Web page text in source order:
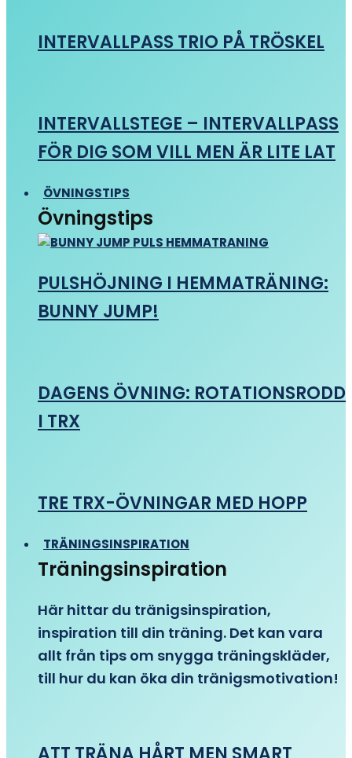
INTERVALLPASS TRIO PÅ TRÖSKEL
INTERVALLSTEGE – INTERVALLPASS
FÖR DIG SOM VILL MEN ÄR LITE LAT
ÖVNINGSTIPS
Övningstips
PULSHÖJNING I HEMMATRÄNING:
BUNNY JUMP!
DAGENS ÖVNING: ROTATIONSRODD
I TRX
TRE TRX-ÖVNINGAR MED HOPP
TRÄNINGSINSPIRATION
Träningsinspiration
Här hittar du tränigsinspiration,
inspiration till din träning. Det kan vara
allt från tips om snygga träningskläder,
till hur du kan öka din tränigsmotivation!